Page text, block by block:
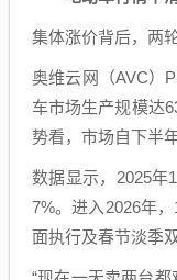
集体涨价背后，两
奥维云网（AVC）
车市场生产规模达
势看，市场自下半
数据显示，2025年
7%。进入2026年
面执行及春节淡季